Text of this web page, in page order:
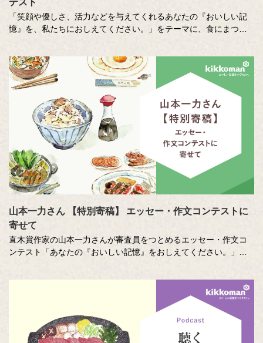
テスト
「笑顔や優しさ、活力などを与えてくれるあなたの『おいしい記
憶』を、私たちにおしえてください。」をテーマに、食にまつわ
各年代から数多くのこころあたたまる作品が寄せられています。
少し前向きになれる、今が大切になる。そんな「おいしい記憶」
をつづった、歴代の受賞作品をご紹介します。
山本一力さん 【特別寄稿】 エッセー・作文コンテストに
寄せて
直木賞作家の山本一力さんが審査員をつとめるエッセー・作文コ
ンテスト「あなたの『おいしい記憶』をおしえてください。」に